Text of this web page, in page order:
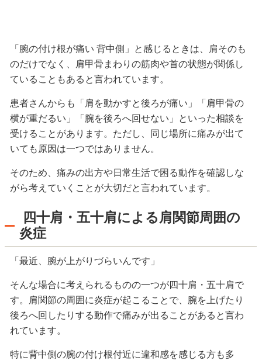
「腕の付け根が痛い 背中側」と感じるときは、肩そのも
のだけでなく、肩甲骨まわりの筋肉や首の状態が関係し
ていることもあると言われています。
患者さんからも「肩を動かすと後ろが痛い」「肩甲骨の
横が重だるい」「腕を後ろへ回せない」といった相談を
受けることがあります。ただし、同じ場所に痛みが出て
いても原因は一つではありません。
そのため、痛みの出方や日常生活で困る動作を確認しな
がら考えていくことが大切だと言われています。
四十肩・五十肩による肩関節周囲の
炎症
「最近、腕が上がりづらいんです」
そんな場合に考えられるものの一つが四十肩・五十肩で
す。肩関節の周囲に炎症が起こることで、腕を上げたり
後ろへ回したりする動作で痛みが出ることがあると言わ
れています。
特に背中側の腕の付け根付近に違和感を感じる方も多